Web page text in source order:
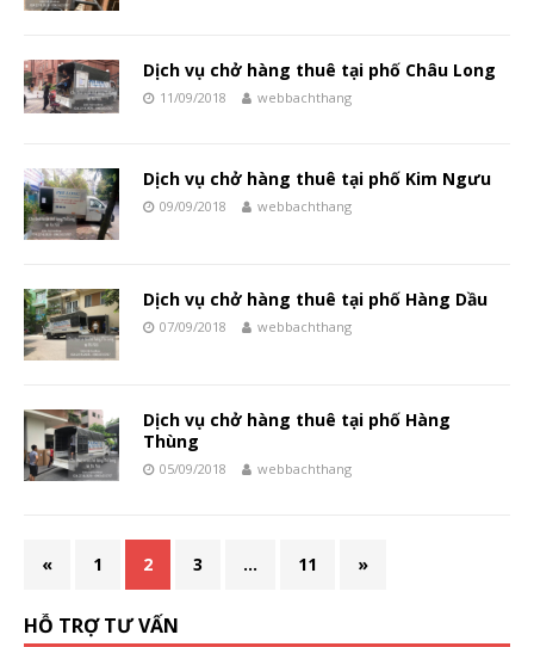
Dịch vụ chở hàng thuê tại phố Châu Long
11/09/2018 webbachthang
Dịch vụ chở hàng thuê tại phố Kim Ngưu
09/09/2018 webbachthang
Dịch vụ chở hàng thuê tại phố Hàng Dầu
07/09/2018 webbachthang
Dịch vụ chở hàng thuê tại phố Hàng
Thùng
05/09/2018 webbachthang
« 1 2 3 … 11 »
HỖ TRỢ TƯ VẤN